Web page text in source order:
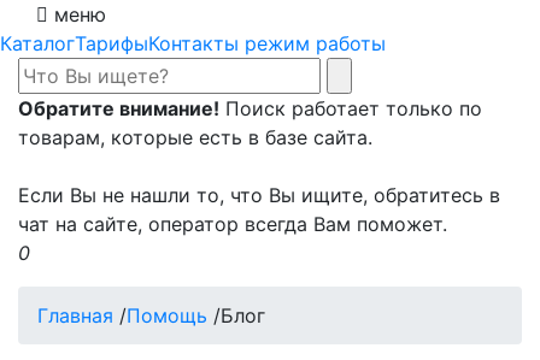
меню
КаталогТарифыКонтакты режим работы
Обратите внимание! Поиск работает только по
товарам, которые есть в базе сайта.
Если Вы не нашли то, что Вы ищите, обратитесь в
чат на сайте, оператор всегда Вам поможет.
0
Главная /Помощь /Блог